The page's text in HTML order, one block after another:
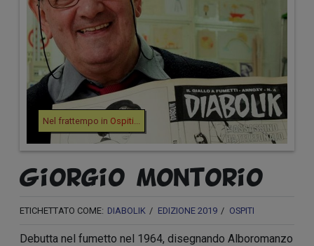
Nel frattempo in Ospiti
Giorgio Montorio
ETICHETTATO COME: DIABOLIK EDIZIONE 2019 OSPITI
Debutta nel fumetto nel 1964, disegnando Alboromanzo